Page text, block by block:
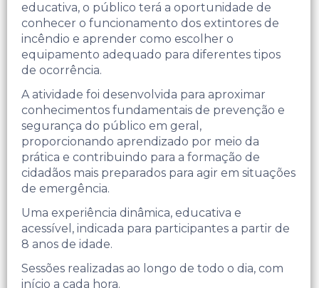
educativa, o público terá a oportunidade de
conhecer o funcionamento dos extintores de
incêndio e aprender como escolher o
equipamento adequado para diferentes tipos
de ocorrência.
A atividade foi desenvolvida para aproximar
conhecimentos fundamentais de prevenção e
segurança do público em geral,
proporcionando aprendizado por meio da
prática e contribuindo para a formação de
cidadãos mais preparados para agir em situações
de emergência.
Uma experiência dinâmica, educativa e
acessível, indicada para participantes a partir de
8 anos de idade.
Sessões realizadas ao longo de todo o dia, com
início a cada hora.